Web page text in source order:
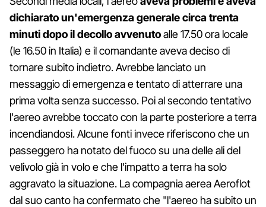
dichiarato un'emergenza generale circa trenta
minuti dopo il decollo avvenutoalle 17.50 ora locale
(le 16.50 in Italia) e il comandante aveva deciso di
tornare subito indietro. Avrebbe lanciato un
messaggio di emergenza e tentato di atterrare una
prima volta senza successo. Poi al secondo tentativo
l'aereo avrebbe toccato con la parte posteriore a terra
incendiandosi. Alcune fonti invece riferiscono che un
passeggero ha notato del fuoco su una delle ali del
velivolo già in volo e che l'impatto a terra ha solo
aggravato la situazione. La compagnia aerea Aeroflot
dal suo canto ha confermato che "l'aereo ha subito un